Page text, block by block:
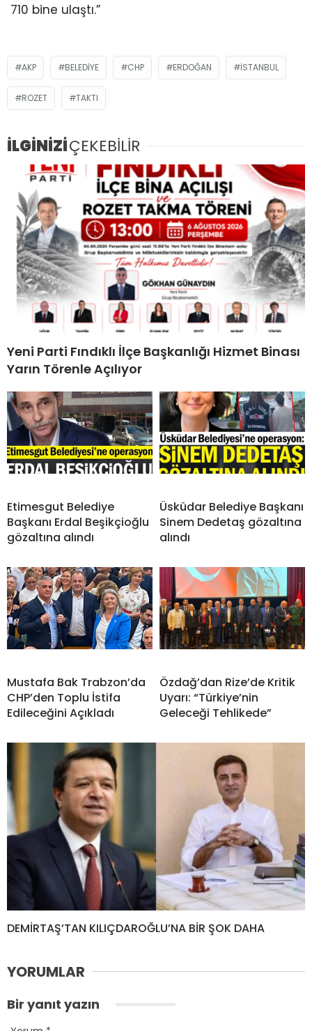
710 bine ulaştı.”
AKP BELEDIYE CHP ERDOĞAN ISTANBUL
ROZET TAKTI
İLGİNİZİÇEKEBİLİR
Yeni Parti Fındıklı İlçe Başkanlığı Hizmet Binası
Yarın Törenle Açılıyor
Etimesgut Belediye
Başkanı Erdal Beşikçioğlu
gözaltına alındı
Üsküdar Belediye Başkanı
Sinem Dedetaş gözaltına
alındı
Mustafa Bak Trabzon’da
CHP’den Toplu İstifa
Edileceğini Açıkladı
Özdağ’dan Rize’de Kritik
Uyarı: “Türkiye’nin
Geleceği Tehlikede”
DEMİRTAŞ’TAN KILIÇDAROĞLU’NA BİR ŞOK DAHA
YORUMLAR
Bir yanıt yazın